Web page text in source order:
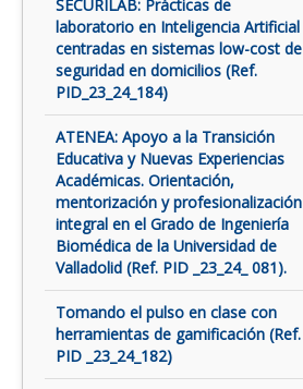
SECURILAB: Prácticas de
laboratorio en Inteligencia Artificial
centradas en sistemas low-cost de
seguridad en domicilios (Ref.
PID_23_24_184)
ATENEA: Apoyo a la Transición
Educativa y Nuevas Experiencias
Académicas. Orientación,
mentorización y profesionalización
integral en el Grado de Ingeniería
Biomédica de la Universidad de
Valladolid (Ref. PID _23_24_ 081).
Tomando el pulso en clase con
herramientas de gamificación (Ref.
PID _23_24_182)